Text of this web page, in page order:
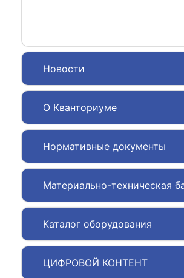
Новости
О Кванториуме
Нормативные документы
Материально-техническая
Каталог оборудования
ЦИФРОВОЙ КОНТЕНТ